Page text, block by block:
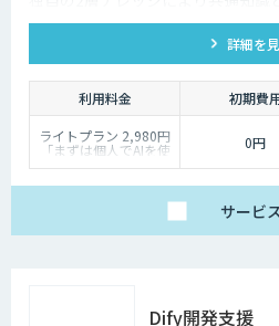
活用できるAIエージェントです 。
80%削減し、商談獲得までを自動化
詳細を
利用料金 初期費
ライトプラン 2,980円
「まずは個人でAIを使
い倒したい」方に
で、日々の壁打ちや調
※AIスライド作成など
「チームで業務を劇的
0円
サービ
Dify開発支援